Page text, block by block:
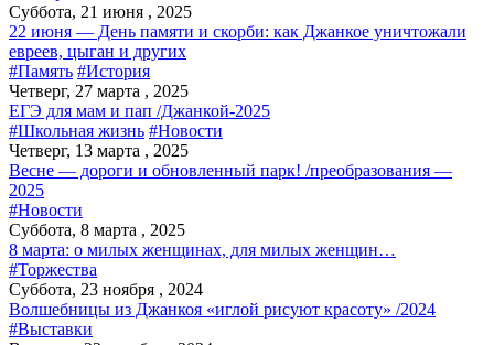
Суббота, 21 июня , 2025
22 июня — День памяти и скорби: как Джанкое уничтожали
евреев, цыган и других
#Память #История
Четверг, 27 марта , 2025
ЕГЭ для мам и пап /Джанкой-2025
#Школьная жизнь #Новости
Четверг, 13 марта , 2025
Весне — дороги и обновленный парк! /преобразования —
2025
#Новости
Суббота, 8 марта , 2025
8 марта: о милых женщинах, для милых женщин…
#Торжества
Суббота, 23 ноября , 2024
Волшебницы из Джанкоя «иглой рисуют красоту» /2024
#Выставки